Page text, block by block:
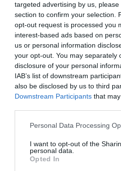
targeted advertising by us,
section to confirm your selection.
opt-out request is processed you
interest-based ads based on
us or personal information
your opt-out. You may separately
disclosure of your personal
IAB’s list of downstream
also be disclosed by us to third
Downstream Participants that
Personal Data Processing
I want to opt-out of the
personal data.
Opted In
SOCIEDAD
Chat Control para
¡por tu seguridad!
Humberto Pérez-Tomé
SOCIEDAD
Memes. Mohamed
Redacción 08/08/26
“Ya que
Eulogio López 08/08/26